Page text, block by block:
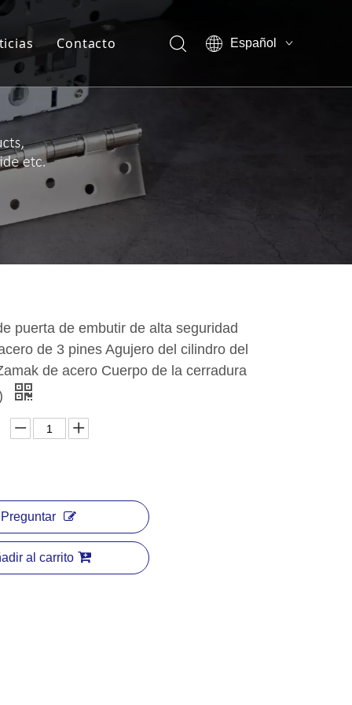
Ventaja de la empresa
Show vr
Certificado
Nuestra compañía
Miembro del equipo
Contacto
Español
العربية
puerta de embutir de alta seguridad
de 3 pines Agujero del cilindro del
de acero Cuerpo de la cerradura
Preguntar
al carrito